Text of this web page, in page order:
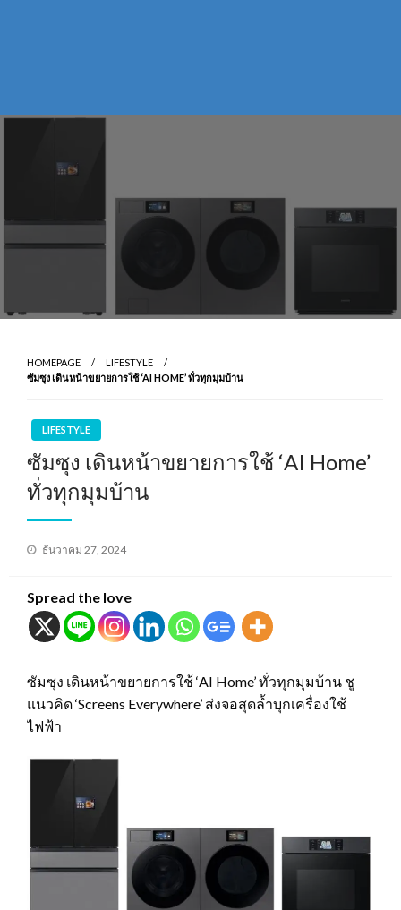
HOMEPAGE
LIFESTYLE
ซัมซุง เดินหน้าขยายการใช้ ‘AI HOME’ ทั่วทุกมุมบ้าน
LIFESTYLE
ซัมซุง เดินหน้าขยายการใช้ ‘AI Home’
ทั่วทุกมุมบ้าน
Posted
ธันวาคม 27, 2024
Spread the love
ซัมซุง เดินหน้าขยายการใช้ ‘AI Home’ ทั่วทุกมุมบ้าน ชู
แนวคิด ‘Screens Everywhere’ ส่งจอสุดล้ำบุกเครื่องใช้
ไฟฟ้า